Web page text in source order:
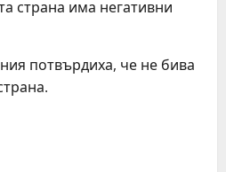
страна има негативни
потвърдиха, че не бива